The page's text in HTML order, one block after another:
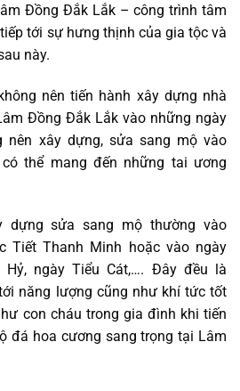
Đồng Đắk Lắk – công trình tâm
tới sự hưng thịnh của gia tộc và
này.
nên tiến hành xây dựng nhà
Đồng Đắk Lắk vào những ngày
nên xây dựng, sửa sang mộ vào
thể mang đến những tai ương
dựng sửa sang mộ thường vào
Tiết Thanh Minh hoặc vào ngày
Hỷ, ngày Tiểu Cát,…. Đây đều là
năng lượng cũng như khí tức tốt
con cháu trong gia đình khi tiến
đá hoa cương sang trọng tại Lâm